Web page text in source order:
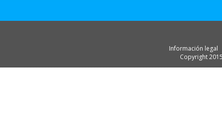
Información legal
Copyright